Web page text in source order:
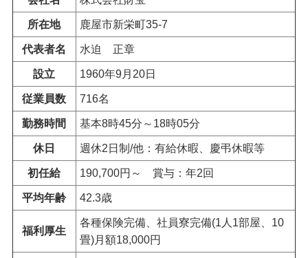
所在地 鹿屋市新栄町35-7
代表者名 水迫 正章
設立 1960年9月20日
従業員数 716名
勤務時間 基本8時45分～18時05分
休日 週休2日制/他：有給休暇、慶弔休暇等
初任給 190,700円～ 賞与：年2回
平均年齢 42.3歳
福利厚生
各種保険完備、社員寮完備(1人1部屋、10
畳)月額18,000円